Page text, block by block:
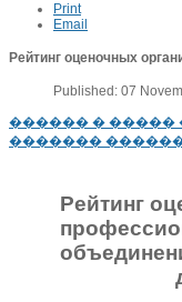
Print
Email
Рейтинг оценочных
Published: 07
������ � �����
������� �������
Рейтинг